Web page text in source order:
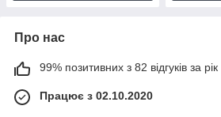
Про нас
99% позитивних з 82 відгуків за рік
Працює з 02.10.2020